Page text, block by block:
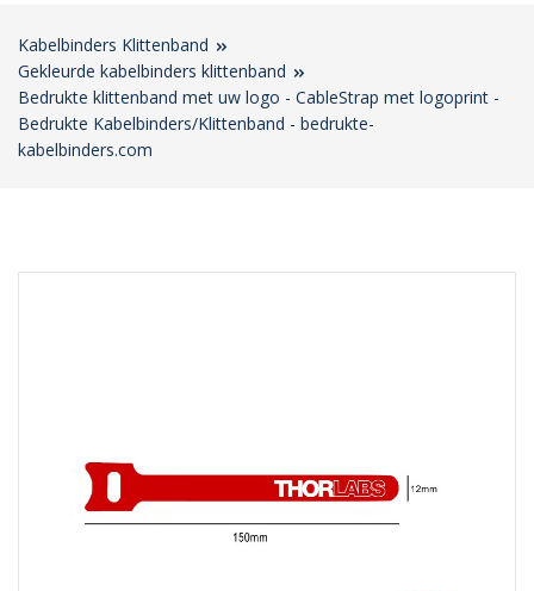
Kabelbinders Klittenband
Gekleurde kabelbinders klittenband
Bedrukte klittenband met uw logo - CableStrap met logoprint -
Bedrukte Kabelbinders/Klittenband - bedrukte-
kabelbinders.com